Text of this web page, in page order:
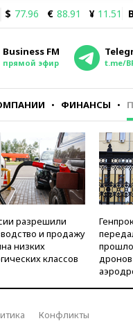
$ 77.96 € 88.91 ¥ 11.51
Business FM
прямой эфир t.me/
ФИНАНСЫ
разрешили
и продажу
низких
классов
Конфликты